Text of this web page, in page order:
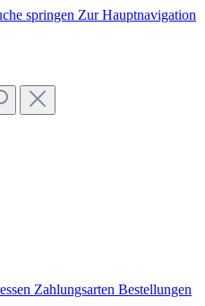
springen Zur Hauptnavigation
Zahlungsarten Bestellungen